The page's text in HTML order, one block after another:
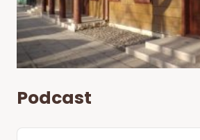
Podcast
Audio